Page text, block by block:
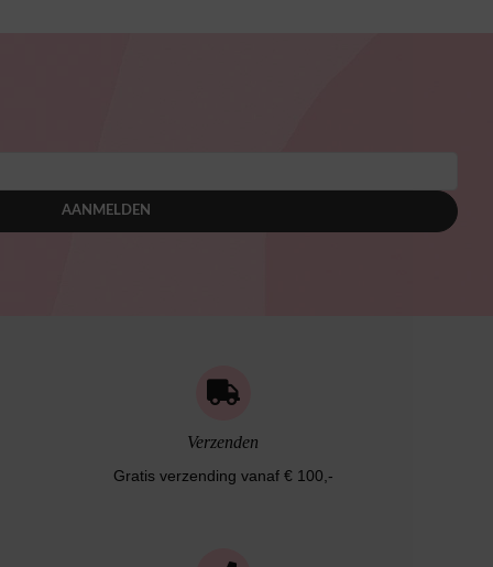
AANMELDEN
Verzenden
Gratis verzending vanaf € 100,-